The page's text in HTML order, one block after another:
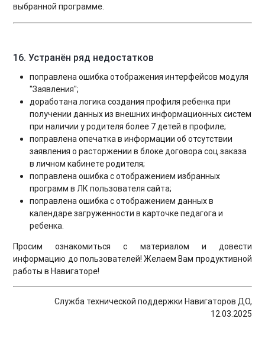
выбранной программе.
16. Устранён ряд недостатков
поправлена ошибка отображения интерфейсов модуля
"Заявления";
доработана логика создания профиля ребенка при
получении данных из внешних информационных систем
при наличии у родителя более 7 детей в профиле;
поправлена опечатка в информации об отсутствии
заявления о расторжении в блоке договора соц.заказа
в личном кабинете родителя;
поправлена ошибка с отображением избранных
программ в ЛК пользователя сайта;
поправлена ошибка с отображением данных в
календаре загруженности в карточке педагога и
ребенка.
Просим ознакомиться с материалом и довести
информацию до пользователей! Желаем Вам продуктивной
работы в Навигаторе!
Служба технической поддержки Навигаторов ДО,
12.03.2025